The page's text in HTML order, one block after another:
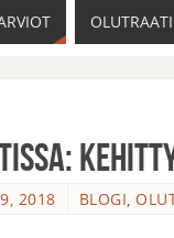
OLUTRAATI
2018 BLOGI,